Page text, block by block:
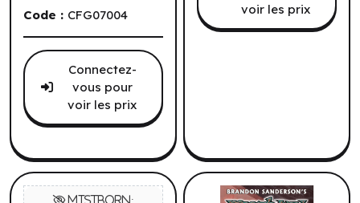
Code : CFG07004
Connectez-
vous pour
voir les prix
voir les prix